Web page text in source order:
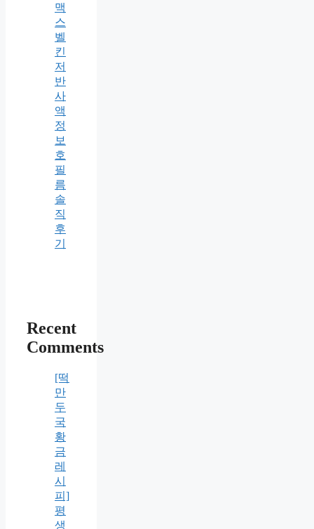
맥
스
벨
킨
저
반
사
액
정
보
호
필
름
솔
직
후
기
Recent
Comments
[떡
만
두
국
황
금
레
시
피]
평
생